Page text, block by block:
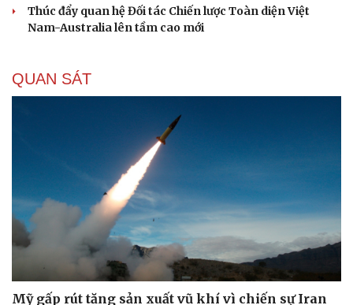
Thúc đẩy quan hệ Đối tác Chiến lược Toàn diện Việt
Nam-Australia lên tầm cao mới
QUAN SÁT
Mỹ gấp rút tăng sản xuất vũ khí vì chiến sự Iran